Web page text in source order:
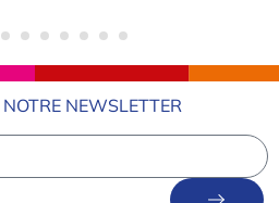
NEWSLETTER